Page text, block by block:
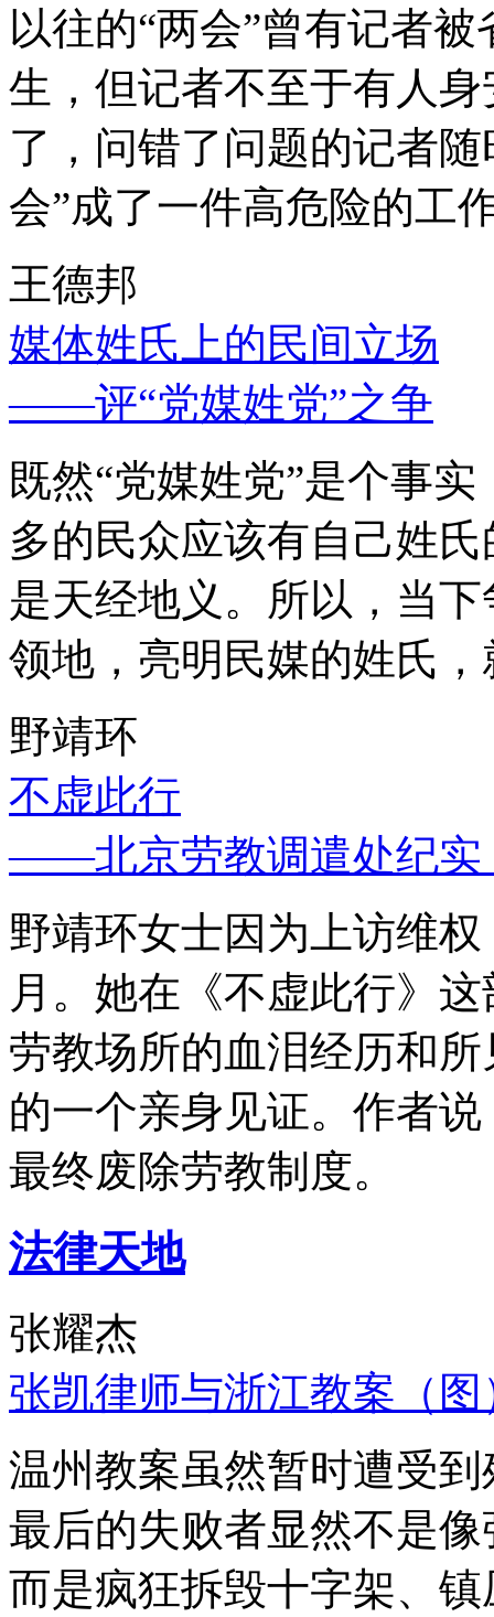
以往的“两会”曾有记者
生，但记者不至于有人
了，问错了问题的记者
会”成了一件高危险的工
王德邦
媒体姓氏上的民间立场
——评“党媒姓党”之争
既然“党媒姓党”是个事
多的民众应该有自己姓
是天经地义。所以，当
领地，亮明民媒的姓氏
野靖环
不虚此行
——北京劳教调遣处纪实
野靖环女士因为上访维
月。她在《不虚此行》
劳教场所的血泪经历和
的一个亲身见证。作者
最终废除劳教制度。
法律天地
张耀杰
张凯律师与浙江教案（图
温州教案虽然暂时遭受
最后的失败者显然不是
而是疯狂拆毁十字架、